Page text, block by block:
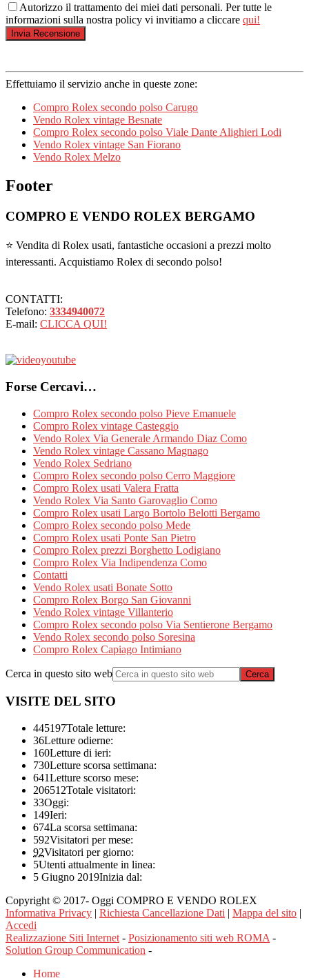
Autorizzo il trattamento dei miei dati personali. Per tutte le
informazioni sulla nostra policy vi invitiamo a cliccare qui!
Effettuiamo il servizio anche in queste zone:
Compro Rolex secondo polso Carugo
Vendo Rolex vintage Besnate
Compro Rolex secondo polso Viale Dante Alighieri Lodi
Vendo Rolex vintage San Fiorano
Vendo Rolex Melzo
Footer
COMPRO E VENDO ROLEX BERGAMO
⭐ Vendita di Rolex usati, fantastiche occasioni a prezzi molto
interessanti. Acquistiamo Rolex di secondo polso!
CONTATTI:
Telefono: 3334940072
E-mail: CLICCA QUI!
Forse Cercavi…
Compro Rolex secondo polso Pieve Emanuele
Compro Rolex vintage Casteggio
Vendo Rolex Via Generale Armando Diaz Como
Vendo Rolex vintage Cassano Magnago
Vendo Rolex Sedriano
Compro Rolex secondo polso Cerro Maggiore
Compro Rolex usati Valera Fratta
Vendo Rolex Via Santo Garovaglio Como
Compro Rolex usati Largo Bortolo Belotti Bergamo
Compro Rolex secondo polso Mede
Compro Rolex usati Ponte San Pietro
Compro Rolex prezzi Borghetto Lodigiano
Compro Rolex Via Indipendenza Como
Contatti
Vendo Rolex usati Bonate Sotto
Compro Rolex Borgo San Giovanni
Vendo Rolex vintage Villanterio
Compro Rolex secondo polso Via Sentierone Bergamo
Vendo Rolex secondo polso Soresina
Compro Rolex Capiago Intimiano
Cerca in questo sito web
VISITE DEL SITO
445197Totale letture:
36Letture odierne:
160Letture di ieri:
730Letture scorsa settimana:
641Letture scorso mese:
206512Totale visitatori:
33Oggi:
149Ieri:
674La scorsa settimana:
592Visitatori per mese:
92Visitatori per giorno:
5Utenti attualmente in linea:
5 Giugno 2019Inizia dal:
Copyright © 2017- Oggi COMPRO E VENDO ROLEX
Informativa Privacy | Richiesta Cancellazione Dati | Mappa del sito |
Accedi
Realizzazione Siti Internet - Posizionamento siti web ROMA -
Solution Group Communication -
Home